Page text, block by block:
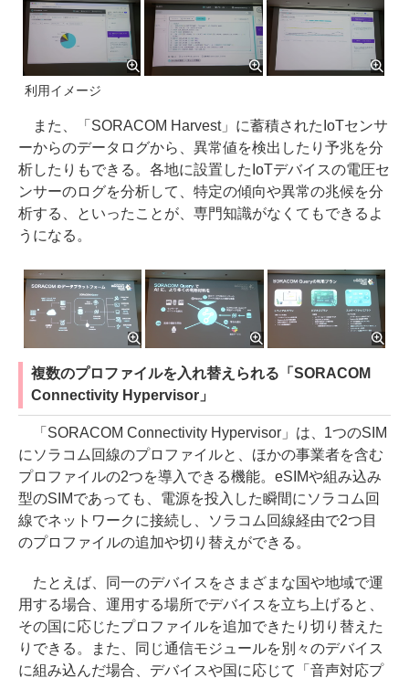
利用イメージ
また、「SORACOM Harvest」に蓄積されたIoTセンサ
ーからのデータログから、異常値を検出したり予兆を分
析したりもできる。各地に設置したIoTデバイスの電圧セ
ンサーのログを分析して、特定の傾向や異常の兆候を分
析する、といったことが、専門知識がなくてもできるよ
うになる。
複数のプロファイルを入れ替えられる「SORACOM
Connectivity Hypervisor」
「SORACOM Connectivity Hypervisor」は、1つのSIM
にソラコム回線のプロファイルと、ほかの事業者を含む
プロファイルの2つを導入できる機能。eSIMや組み込み
型のSIMであっても、電源を投入した瞬間にソラコム回
線でネットワークに接続し、ソラコム回線経由で2つ目
のプロファイルの追加や切り替えができる。
たとえば、同一のデバイスをさまざまな国や地域で運
用する場合、運用する場所でデバイスを立ち上げると、
その国に応じたプロファイルを追加できたり切り替えた
りできる。また、同じ通信モジュールを別々のデバイス
に組み込んだ場合、デバイスや国に応じて「音声対応プ